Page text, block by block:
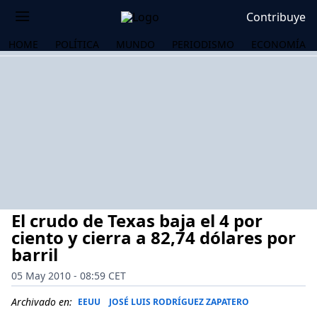
Contribuye
HOME POLÍTICA MUNDO PERIODISMO ECONOMÍA
El crudo de Texas baja el 4 por
ciento y cierra a 82,74 dólares por
barril
05 May 2010 - 08:59 CET
Archivado en: EEUU JOSÉ LUIS RODRÍGUEZ ZAPATERO